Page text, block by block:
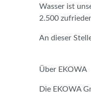
Wasser ist
2.500
An dieser
Über EKOWA
Die EKOWA